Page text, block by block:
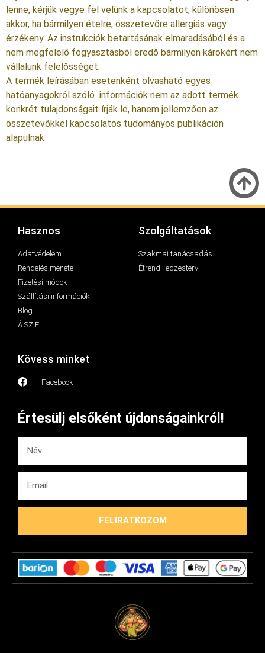
lenne, kérjük vegye fel velünk a kapcsolatot, különösen
akkor, ha bármilyen ételre, összetevőre allergiás vagy
érzékeny. Az instrukciók betartásának elmaradásából és a
nem megfelelő fogyasztásból eredő bármilyen károkért nem
vállalunk felelősséget.
A termék leírásában esetenként olvasható egyes
hatóanyagokról szóló információk nem az adott termék
konkrét tulajdonságait írják le, hanem jellemzően az
összetevőkkel kapcsolatos tudományos publikáción
alapulnak
Hasznos
Adatvédelem
Rendelés menete
Fizetési módok
Szállítási információk
Blog
Á.SZ.F.
Szolgáltatások
Szakmai tanácsadás
Étrend | edzésterv
Kövess minket
Facebook
Értesülj elsőként újdonságainkról!
FELIRATKOZOM